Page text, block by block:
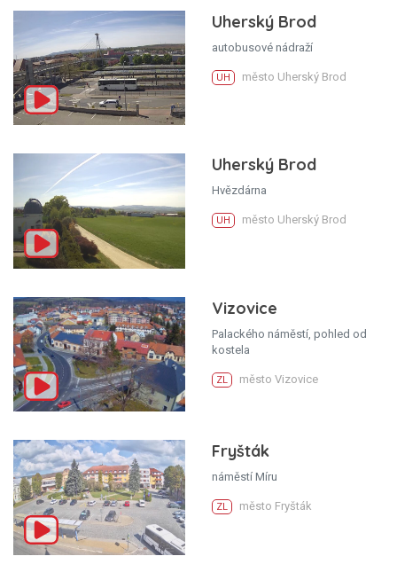
Uherský Brod
autobusové nádraží
UH město Uherský Brod
Uherský Brod
Hvězdárna
UH město Uherský Brod
Vizovice
Palackého náměstí, pohled od
kostela
ZL město Vizovice
Fryšták
náměstí Míru
ZL město Fryšták